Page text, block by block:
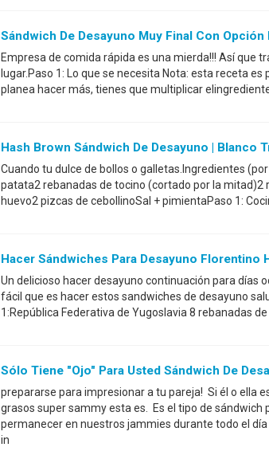
Sándwich De Desayuno Muy Final Con Opción
Empresa de comida rápida es una mierda!!! Así que
lugar.Paso 1: Lo que se necesita Nota: esta receta es
planea hacer más, tienes que multiplicar
Hash Brown Sándwich De Desayuno | Blanco
Cuando tu dulce de bollos o galletas.Ingredientes
patata2 rebanadas de tocino (cortado por la mitad)2
huevo2 pizcas de cebollinoSal + pimientaPaso 1:
Hacer Sándwiches Para Desayuno Florentino
Un delicioso hacer desayuno continuación para días
fácil que es hacer estos sandwiches de desayuno
1:República Federativa de Yugoslavia 8 rebanadas
Sólo Tiene "Ojo" Para Usted Sándwich De
prepararse para impresionar a tu pareja! Si él o ella
grasos super sammy esta es. Es el tipo de sándwich
permanecer en nuestros jammies durante todo el
in